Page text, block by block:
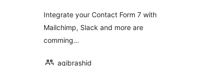
Integrate your Contact Form 7 with
Mailchimp, Slack and more are
comming…
aqibrashid